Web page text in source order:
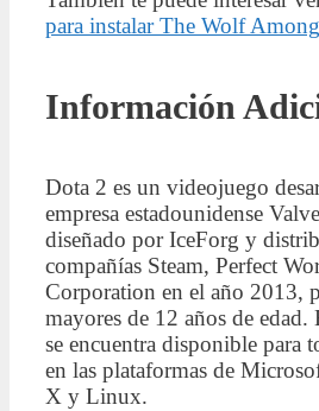
para instalar The Wolf
Información
Dota 2 es un videojuego
empresa estadounidense
diseñado por IceForg y
compañías Steam, Perfect
Corporation en el año 2013,
mayores de 12 años de edad.
se encuentra disponible para
en las plataformas de
X y Linux.